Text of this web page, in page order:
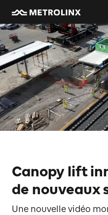
Canopy lift
de nouveaux
Une nouvelle vidéo